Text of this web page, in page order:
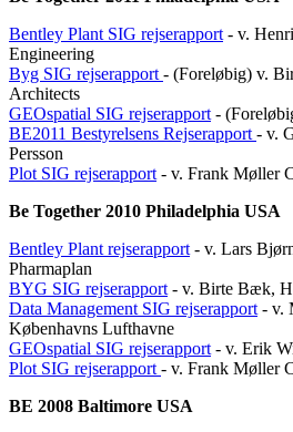
Bentley Plant SIG rejserapport - v.
Engineering
Byg SIG rejserapport - (Foreløbig) v.
Architects
GEOspatial SIG rejserapport -
BE2011 Bestyrelsens Rejserapport - v.
Persson
Plot SIG rejserapport - v. Frank Møller
Be Together 2010 Philadelphia USA
Bentley Plant rejserapport - v. Lars
Pharmaplan
BYG SIG rejserapport - v. Birte Bæk,
Data Management SIG rejserapport - v.
Københavns Lufthavne
GEOspatial SIG rejserapport - v. Erik
Plot SIG rejserapport - v. Frank Møller
BE 2008 Baltimore USA